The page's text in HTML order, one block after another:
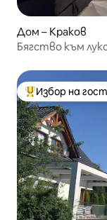
Дом – Краков
Бягство към
Най-популярен
Избор на